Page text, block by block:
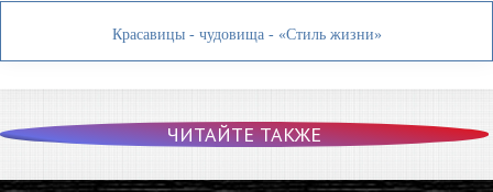
Красавицы - чудовища - «Стиль жизни»
ЧИТАЙТЕ ТАКЖЕ